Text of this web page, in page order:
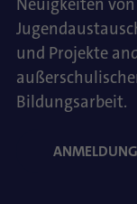
Neuigkeiten
und Projekte
Bildungsarbeit.